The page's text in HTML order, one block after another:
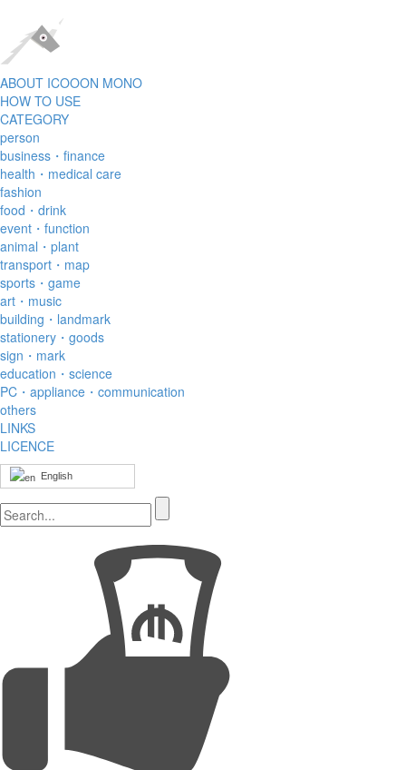
ABOUT ICOOON MONO
HOW TO USE
CATEGORY
person
business・finance
health・medical care
fashion
food・drink
event・function
animal・plant
transport・map
sports・game
art・music
building・landmark
stationery・goods
sign・mark
education・science
PC・appliance・communication
others
LINKS
LICENCE
English